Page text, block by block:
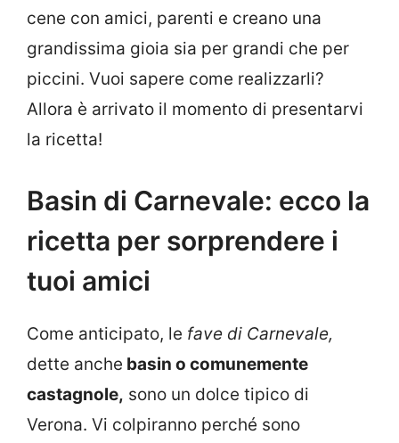
cene con amici, parenti e creano una
grandissima gioia sia per grandi che per
piccini. Vuoi sapere come realizzarli?
Allora è arrivato il momento di presentarvi
la ricetta!
Basin di Carnevale: ecco la
ricetta per sorprendere i
tuoi amici
Come anticipato, le fave di Carnevale,
dette anche basin o comunemente
castagnole, sono un dolce tipico di
Verona. Vi colpiranno perché sono